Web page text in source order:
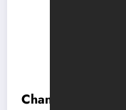
Changer de sujet